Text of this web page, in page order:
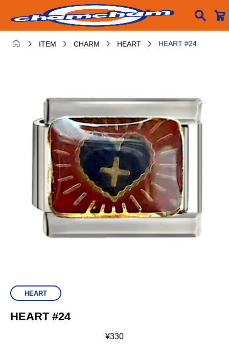

  ITEM  CHARM  HEART  HEART #24
HEART
HEART #24
¥330